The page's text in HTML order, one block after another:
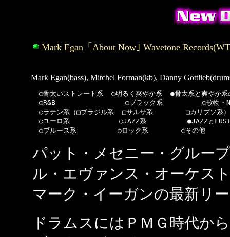
Mark Egan「About Now｣ Wavetone
Mark Egan(bass), Mitchel Forman(kb), Danny
○骨太いストレート系  ○明るく爽やか系  ●骨太系と爽やか
○R&B                 ○ブラック系  　      ○
○ラテン系（□ブラジル系  □サルサ系        □
○ユーロ系            ○JAZZ系          ●JAZZと
  ○ブルース系          ○ロック系        ○その他
パット・メセニー・グルー
ル・エヴァンス・オーケス
マーク・イーガンの最新リ
ドラムスにはＰＭＧ時代か